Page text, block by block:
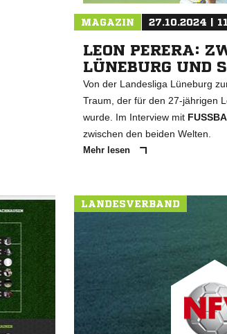
MAGAZIN 27.10.2024 |
LEON PERERA:
LÜNEBURG UND
Von der Landesliga Lüneburg
Traum, der für den 27-jährigen
wurde. Im Interview mit
zwischen den beiden Welten.
Mehr lesen
LANDESVERBAND